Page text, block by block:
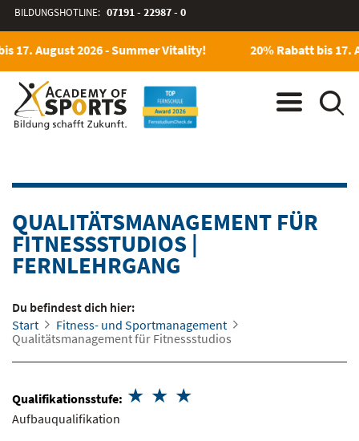
BILDUNGSHOTLINE: 07191 - 22987 - 0
17. August 2026 - Summer Vitality! 20% Rabatt bis 17.
QUALITÄTSMANAGEMENT FÜR
FITNESSSTUDIOS |
FERNLEHRGANG
Du befindest dich hier:
Start
Fitness- und Sportmanagement
Qualitätsmanagement für Fitnessstudios
Qualifikationsstufe:
Aufbauqualifikation